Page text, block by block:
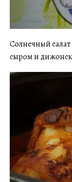
Солнечный
сыром и